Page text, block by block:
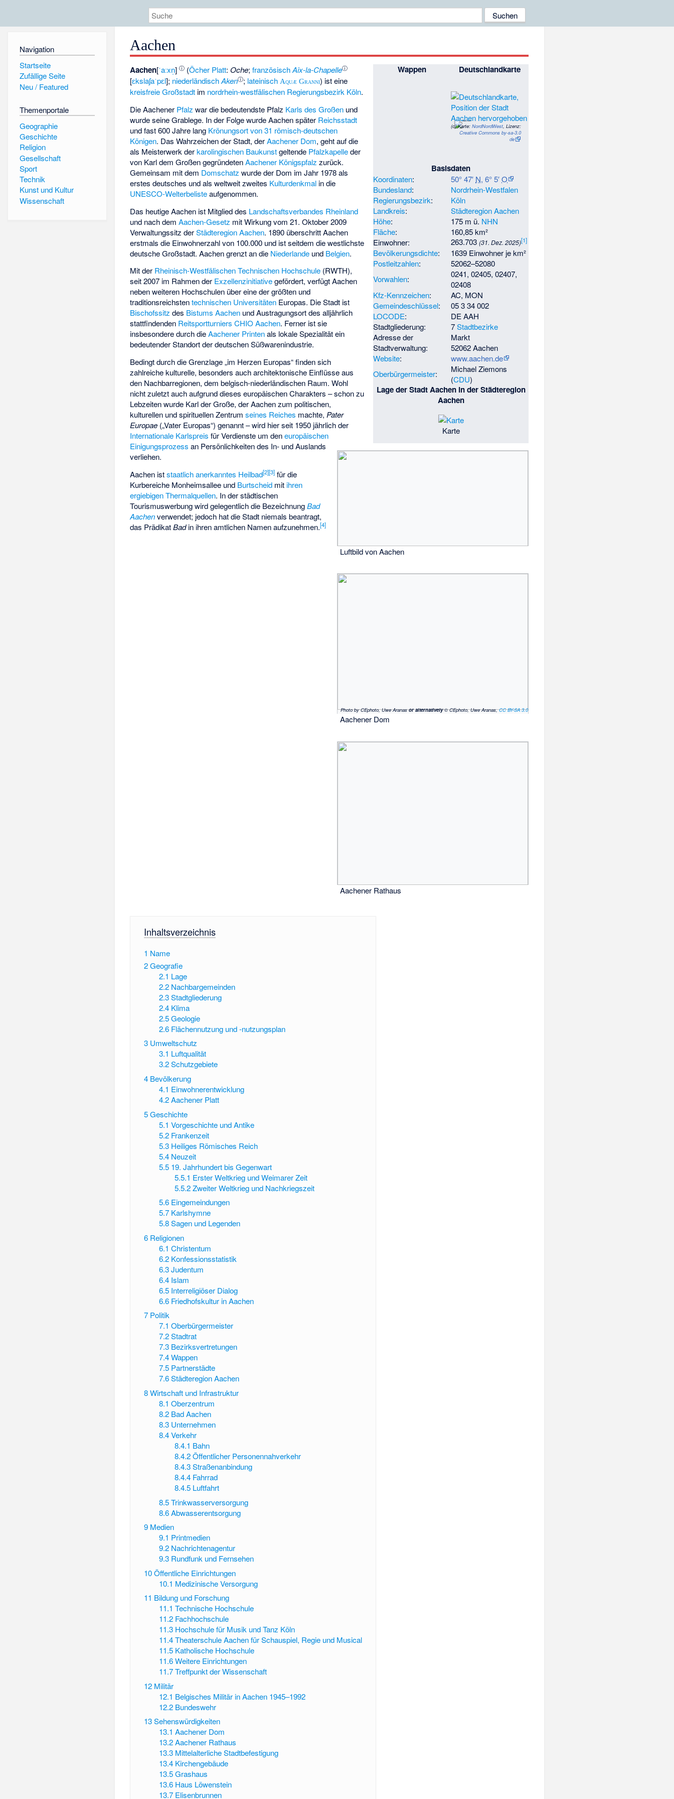
Navigation
Startseite
Zufällige Seite
Neu / Featured
Themenportale
Geographie
Geschichte
Religion
Gesellschaft
Sport
Technik
Kunst und Kultur
Wissenschaft
Aachen
Wappen Deutschlandkarte
(c)Karte:NordNordWest, Lizenz:
Creative Commons by-sa-3.0
de
Basisdaten
Koordinaten: 50° 47′ N,6° 5′O
Bundesland:
Nordrhein-Westfalen
Regierungsbezirk:
Köln
Landkreis:
Städteregion Aachen
Höhe: 175 m ü. NHN
Fläche:
160,85 km²
Einwohner:
263.703(31. Dez. 2025)[1]
Bevölkerungsdichte:
1639 Einwohner je km²
Postleitzahlen:
52062–52080
Vorwahlen:
0241, 02405, 02407,
02408
Kfz-Kennzeichen:
AC, MON
Gemeindeschlüssel:
05 3 34 002
LOCODE:
DE AAH
Stadtgliederung:
7Stadtbezirke
Adresse der
Stadtverwaltung:
Markt
52062 Aachen
Website:
www.aachen.de
Oberbürgermeister:
Michael Ziemons
(CDU)
Lage der Stadt Aachen in der Städteregion
Aachen
Karte
Luftbild von Aachen
Photo by CEphoto, Uwe Aranasor alternatively© CEphoto, Uwe Aranas,CC BY-SA 3.0
Aachener Dom
Aachener Rathaus
Aachen[ˈaːxn̩]ⓘ (Öcher Platt:Oche;französisch Aix-la-Chapelleⓘ
[ɛkslaʃaˈpɛl]; niederländisch Akenⓘ; lateinisch Aquæ Granni) ist eine
kreisfreie Großstadt im nordrhein-westfälischen Regierungsbezirk Köln.
Die Aachener Pfalz war die bedeutendste Pfalz Karls des Großen und
wurde seine Grablege. In der Folge wurde Aachen später Reichsstadt
und fast 600 Jahre lang Krönungsort von 31 römisch-deutschen
Königen. Das Wahrzeichen der Stadt, derAachener Dom, geht auf die
als Meisterwerk derkarolingischen Baukunstgeltende Pfalzkapelleder
von Karl dem Großen gegründetenAachener Königspfalz zurück.
Gemeinsam mit dem Domschatz wurde der Dom im Jahr 1978 als
erstes deutsches und als weltweit zweites Kulturdenkmal in die
UNESCO-Welterbelisteaufgenommen.
Das heutige Aachen ist Mitglied des Landschaftsverbandes Rheinland
und nach demAachen-Gesetz mit Wirkung vom 21. Oktober 2009
Verwaltungssitz derStädteregion Aachen. 1890 überschritt Aachen
erstmals die Einwohnerzahl von 100.000 und ist seitdem die westlichste
deutsche Großstadt. Aachen grenzt an die Niederlande und Belgien.
Mit der Rheinisch-Westfälischen Technischen Hochschule (RWTH),
seit 2007 im Rahmen der Exzellenzinitiativegefördert, verfügt Aachen
neben weiteren Hochschulen über eine der größten und
traditionsreichstentechnischen Universitäten Europas. Die Stadt ist
Bischofssitz des Bistums Aachen und Austragungsort des alljährlich
stattfindenden Reitsportturniers CHIO Aachen. Ferner ist sie
insbesondere durch dieAachener Printenals lokale Spezialität ein
bedeutender Standort der deutschen Süßwarenindustrie.
Bedingt durch die Grenzlage „im Herzen Europas“ finden sich
zahlreiche kulturelle, besonders auch architektonische Einflüsse aus
den Nachbarregionen, dem belgisch-niederländischen Raum. Wohl
nicht zuletzt auch aufgrund dieses europäischen Charakters – schon zu
Lebzeiten wurde Karl der Große, der Aachen zum politischen,
kulturellen und spirituellen Zentrumseines Reiches machte, Pater
Europae („Vater Europas“) genannt – wird hier seit 1950 jährlich der
Internationale Karlspreis für Verdienste um deneuropäischen
Einigungsprozess an Persönlichkeiten des In- und Auslands
verliehen.
Aachen iststaatlich anerkanntes Heilbad[2][3] für die
Kurbereiche Monheimsallee und Burtscheid mit ihren
ergiebigen Thermalquellen. In der städtischen
Tourismuswerbung wird gelegentlich die BezeichnungBad
Aachenverwendet; jedoch hat die Stadt niemals beantragt,
das PrädikatBadin ihren amtlichen Namen aufzunehmen.[4]
Inhaltsverzeichnis
1 Name
2Geografie
2.1 Lage
2.2 Nachbargemeinden
2.3 Stadtgliederung
2.4 Klima
2.5 Geologie
2.6 Flächennutzung und -nutzungsplan
3 Umweltschutz
3.1 Luftqualität
3.2 Schutzgebiete
4 Bevölkerung
4.1 Einwohnerentwicklung
4.2 Aachener Platt
5Geschichte
5.1 Vorgeschichte und Antike
5.2 Frankenzeit
5.3 Heiliges Römisches Reich
5.4 Neuzeit
5.5 19. Jahrhundert bis Gegenwart
5.5.1 Erster Weltkrieg und Weimarer Zeit
5.5.2 Zweiter Weltkrieg und Nachkriegszeit
5.6 Eingemeindungen
5.7 Karlshymne
5.8 Sagen und Legenden
6 Religionen
6.1 Christentum
6.2 Konfessionsstatistik
6.3 Judentum
6.4 Islam
6.5 Interreligiöser Dialog
6.6 Friedhofskultur in Aachen
7 Politik
7.1 Oberbürgermeister
7.2 Stadtrat
7.3 Bezirksvertretungen
7.4 Wappen
7.5 Partnerstädte
7.6 Städteregion Aachen
8Wirtschaft und Infrastruktur
8.1 Oberzentrum
8.2 Bad Aachen
8.3 Unternehmen
8.4 Verkehr
8.4.1 Bahn
8.4.2 Öffentlicher Personennahverkehr
8.4.3 Straßenanbindung
8.4.4 Fahrrad
8.4.5 Luftfahrt
8.5 Trinkwasserversorgung
8.6 Abwasserentsorgung
9 Medien
9.1 Printmedien
9.2 Nachrichtenagentur
9.3 Rundfunk und Fernsehen
10Öffentliche Einrichtungen
10.1 Medizinische Versorgung
11 Bildung und Forschung
11.1 Technische Hochschule
11.2 Fachhochschule
11.3 Hochschule für Musik und Tanz Köln
11.4 Theaterschule Aachen für Schauspiel, Regie und Musical
11.5 Katholische Hochschule
11.6 Weitere Einrichtungen
11.7 Treffpunkt der Wissenschaft
12 Militär
12.1 Belgisches Militär in Aachen 1945–1992
12.2 Bundeswehr
13Sehenswürdigkeiten
13.1 Aachener Dom
13.2 Aachener Rathaus
13.3 Mittelalterliche Stadtbefestigung
13.4 Kirchengebäude
13.5 Grashaus
13.6 Haus Löwenstein
13.7 Elisenbrunnen